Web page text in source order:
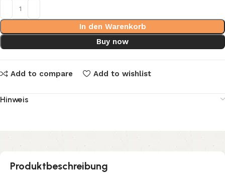
In den Warenkorb
Buy now
Add to compare Add to wishlist
Hinweis
Produktbeschreibung